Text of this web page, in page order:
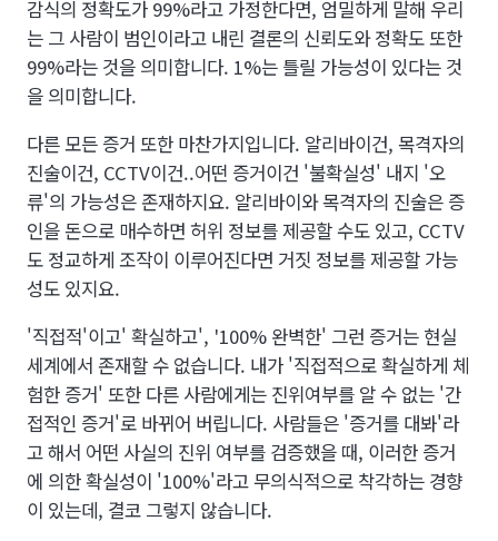
감식의 정확도가 99%라고 가정한다면, 엄밀하게 말해 우리
는 그 사람이 범인이라고 내린 결론의 신뢰도와 정확도 또한
99%라는 것을 의미합니다. 1%는 틀릴 가능성이 있다는 것
을 의미합니다.
다른 모든 증거 또한 마찬가지입니다. 알리바이건, 목격자의
진술이건, CCTV이건..어떤 증거이건 '불확실성' 내지 '오
류'의 가능성은 존재하지요. 알리바이와 목격자의 진술은 증
인을 돈으로 매수하면 허위 정보를 제공할 수도 있고, CCTV
도 정교하게 조작이 이루어진다면 거짓 정보를 제공할 가능
성도 있지요.
'직접적'이고' 확실하고', '100% 완벽한' 그런 증거는 현실
세계에서 존재할 수 없습니다. 내가 '직접적으로 확실하게 체
험한 증거' 또한 다른 사람에게는 진위여부를 알 수 없는 '간
접적인 증거'로 바뀌어 버립니다. 사람들은 '증거를 대봐'라
고 해서 어떤 사실의 진위 여부를 검증했을 때, 이러한 증거
에 의한 확실성이 '100%'라고 무의식적으로 착각하는 경향
이 있는데, 결코 그렇지 않습니다.